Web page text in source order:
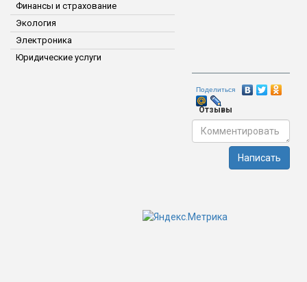
Финансы и страхование
Экология
Электроника
Юридические услуги
Поделиться
Отзывы
Написать